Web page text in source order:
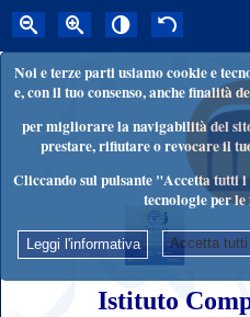
Noi e terze parti usiamo cookie e
e, con il tuo consenso, anche finalità
per migliorare la navigabilità del
prestare, rifiutare o revocare il
Cliccando sul pulsante "Accetta
tecnologie per
Leggi l'informativa Accetta
Istituto